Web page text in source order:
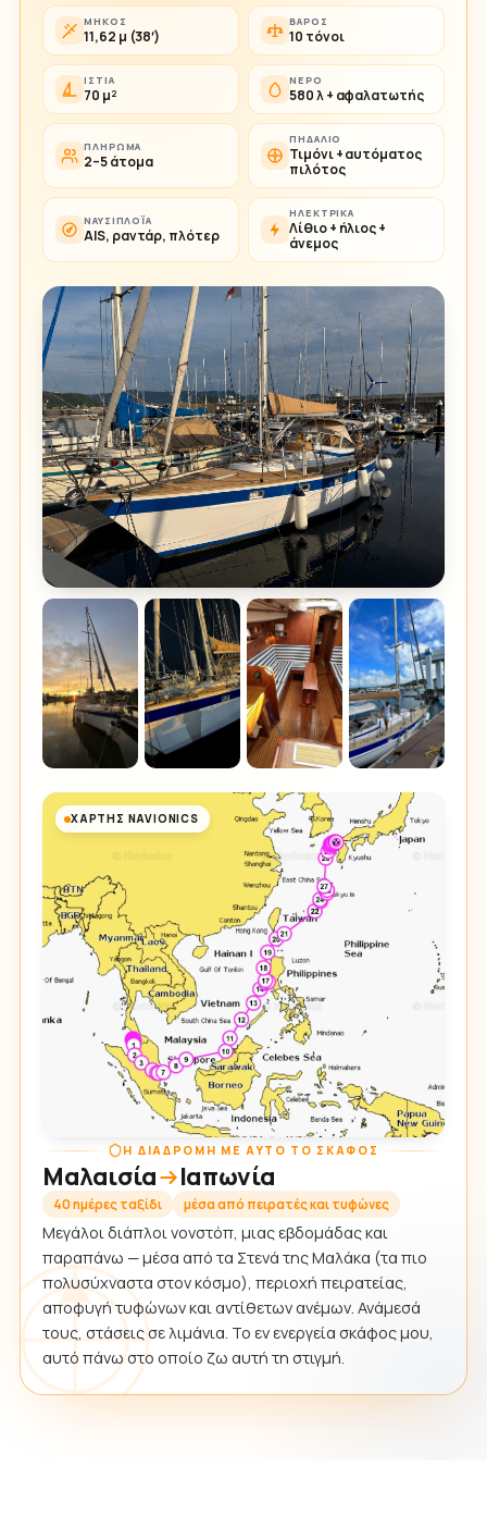
ΜΉΚΟΣ
11,62 μ (38′)
ΒΆΡΟΣ
10 τόνοι
ΙΣΤΊΑ
70 μ²
ΝΕΡΌ
580 λ + αφαλατωτής
ΠΛΉΡΩΜΑ
2–5 άτομα
ΠΗΔΆΛΙΟ
Τιμόνι + αυτόματος
πιλότος
ΝΑΥΣΙΠΛΟΪ́Α
AIS, ραντάρ, πλότερ
ΗΛΕΚΤΡΙΚΆ
Λίθιο + ήλιος +
άνεμος
ΧΆΡΤΗΣ NAVIONICS
Η ΔΙΑΔΡΟΜΉ ΜΕ ΑΥΤΌ ΤΟ ΣΚΆΦΟΣ
Μαλαισία Ιαπωνία
40 ημέρες ταξίδι μέσα από πειρατές και τυφώνες
Μεγάλοι διάπλοι νονστόπ, μιας εβδομάδας και
παραπάνω — μέσα από τα Στενά της Μαλάκα (τα πιο
πολυσύχναστα στον κόσμο), περιοχή πειρατείας,
αποφυγή τυφώνων και αντίθετων ανέμων. Ανάμεσά
τους, στάσεις σε λιμάνια. Το εν ενεργεία σκάφος μου,
αυτό πάνω στο οποίο ζω αυτή τη στιγμή.